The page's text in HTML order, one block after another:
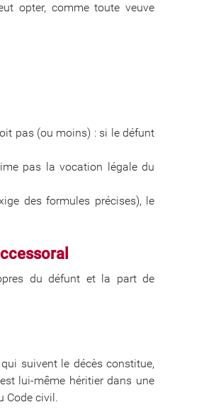
opter, comme toute veuve
pas (ou moins) : si le défunt
pas la vocation légale du
des formules précises), le
du défunt et la part de
suivent le décès constitue,
lui-même héritier dans une
Code civil.